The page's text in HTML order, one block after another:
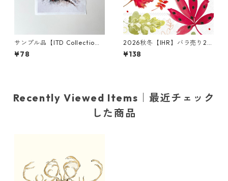
サンプル品【ITD Collectio
n】ミニサイズ ライスペーパー
RSM2951 デコパージュ
¥78
2026秋冬【IHR】バラ売り2枚
ランチサイズ ペーパーナプキ
ン Joyful Leaves ホワイト
¥138
Recently Viewed Items｜最近チェック
した商品